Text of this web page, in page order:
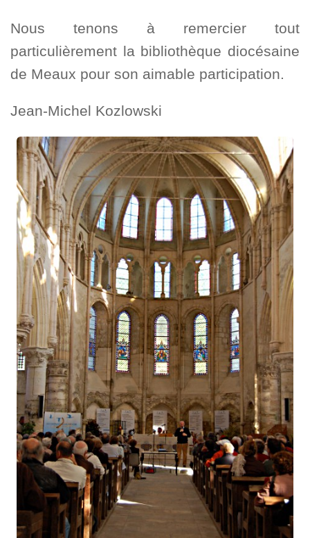
Nous tenons à remercier tout
particulièrement la bibliothèque diocésaine
de Meaux pour son aimable participation.
Jean-Michel Kozlowski